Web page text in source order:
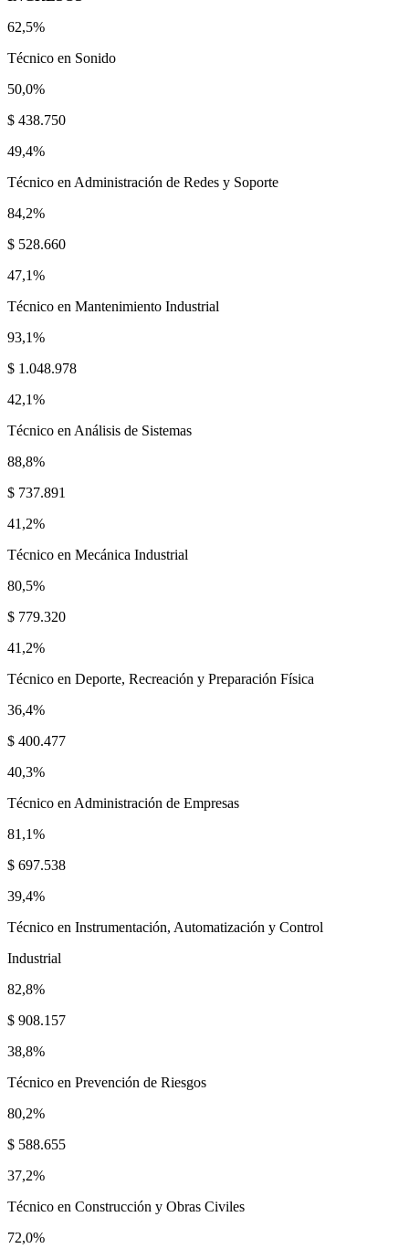
62,5%
Técnico en Sonido
50,0%
$ 438.750
49,4%
Técnico en Administración de Redes y Soporte
84,2%
$ 528.660
47,1%
Técnico en Mantenimiento Industrial
93,1%
$ 1.048.978
42,1%
Técnico en Análisis de Sistemas
88,8%
$ 737.891
41,2%
Técnico en Mecánica Industrial
80,5%
$ 779.320
41,2%
Técnico en Deporte, Recreación y Preparación Física
36,4%
$ 400.477
40,3%
Técnico en Administración de Empresas
81,1%
$ 697.538
39,4%
Técnico en Instrumentación, Automatización y Control
Industrial
82,8%
$ 908.157
38,8%
Técnico en Prevención de Riesgos
80,2%
$ 588.655
37,2%
Técnico en Construcción y Obras Civiles
72,0%